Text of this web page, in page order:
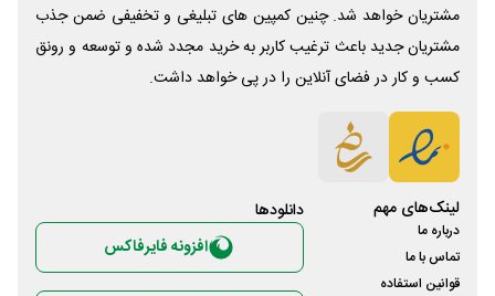
مشتریان خواهد شد. چنین کمپین های تبلیغی و تخفیفی ضمن جذب
مشتریان جدید باعث ترغیب کاربر به خرید مجدد شده و توسعه و رونق
کسب و کار در فضای آنلاین را در پی خواهد داشت.
لینک‌های مهم
درباره ما
تماس با ما
قوانین استفاده
دانلود‌ها
افزونه فایرفاکس